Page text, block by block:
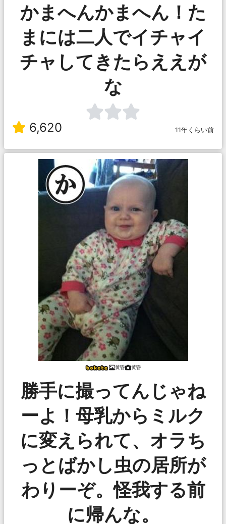
かまへんかまへん！た
まには二人でイチャイ
チャしてきたらええが
な
6,620 11年くらい前
黄昏 黄昏
勝手に撮ってんじゃね
ーよ！母乳からミルク
に変えられて、オラち
っとばかし虫の居所が
わりーぞ。怪我する前
に帰んな。